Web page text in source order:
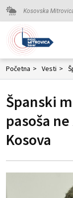
Kosovska
Početna > Vesti >
Španski
pasoša
Kosova